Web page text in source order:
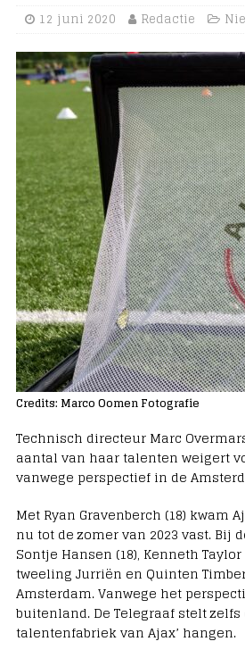
12 juni 2020 Redactie
Credits: Marco Oomen Fotografie
Technisch directeur Marc
aantal van haar talenten weigert
vanwege perspectief in de
Met Ryan Gravenberch (18)
nu tot de zomer van 2023 vast. Bij
Sontje Hansen (18), Kenneth
tweeling Jurriën en Quinten
Amsterdam. Vanwege het
buitenland. De Telegraaf stelt
talentenfabriek van Ajax’ hangen.